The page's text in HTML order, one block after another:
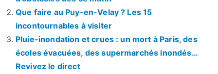
Que faire au Puy-en-Velay ? Les 15
incontournables à visiter
Pluie-inondation et crues : un mort à Paris, des
écoles évacuées, des supermarchés inondés…
Revivez le direct